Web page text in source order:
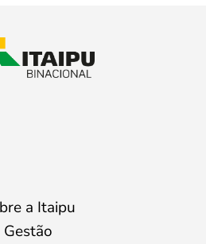
a Itaipu
Gestão